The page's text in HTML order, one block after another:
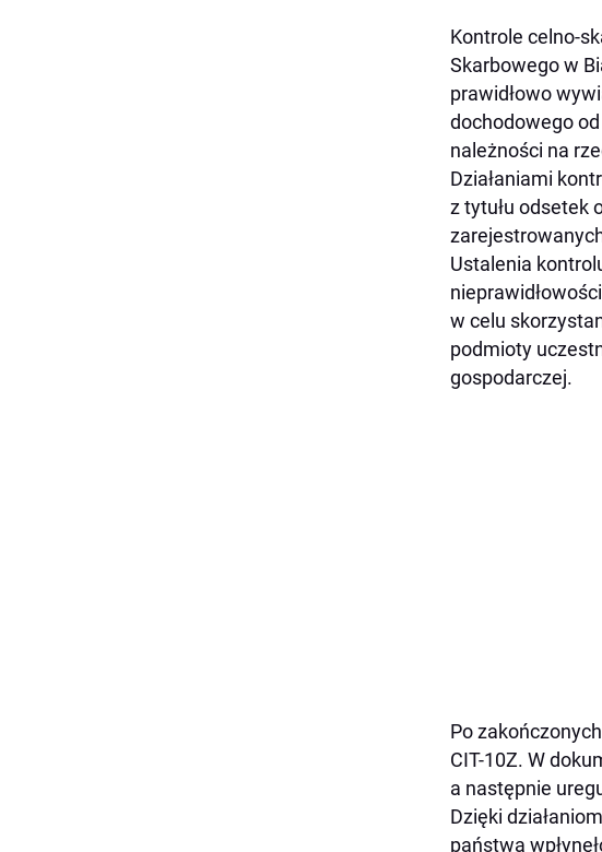
Kontrole celno-
Skarbowego w
prawidłowo
dochodowego
należności na
Działaniami
z tytułu odsetek
Ustalenia
w celu
podmioty
gospodarczej.
Po
CIT-10Z. W
a następnie
Dzięki
państwa